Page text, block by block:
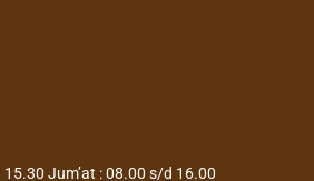
Jum’at : 08.00 s/d 16.00